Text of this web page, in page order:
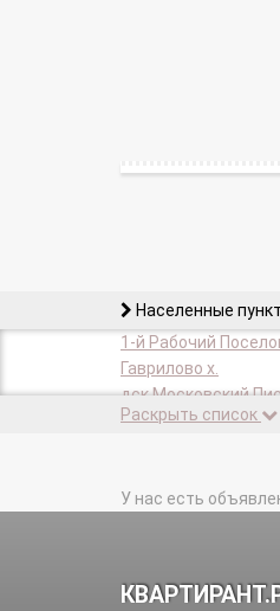
Населенные
1-й Рабочий
Гаврилово х.
дск Московский
Лукино п.
ТИЗ Ново-Внуково
Раскрыть список
У нас есть